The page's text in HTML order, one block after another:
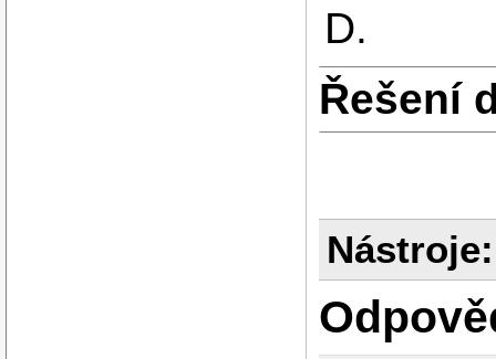
D.
Řešení
Nástroje: